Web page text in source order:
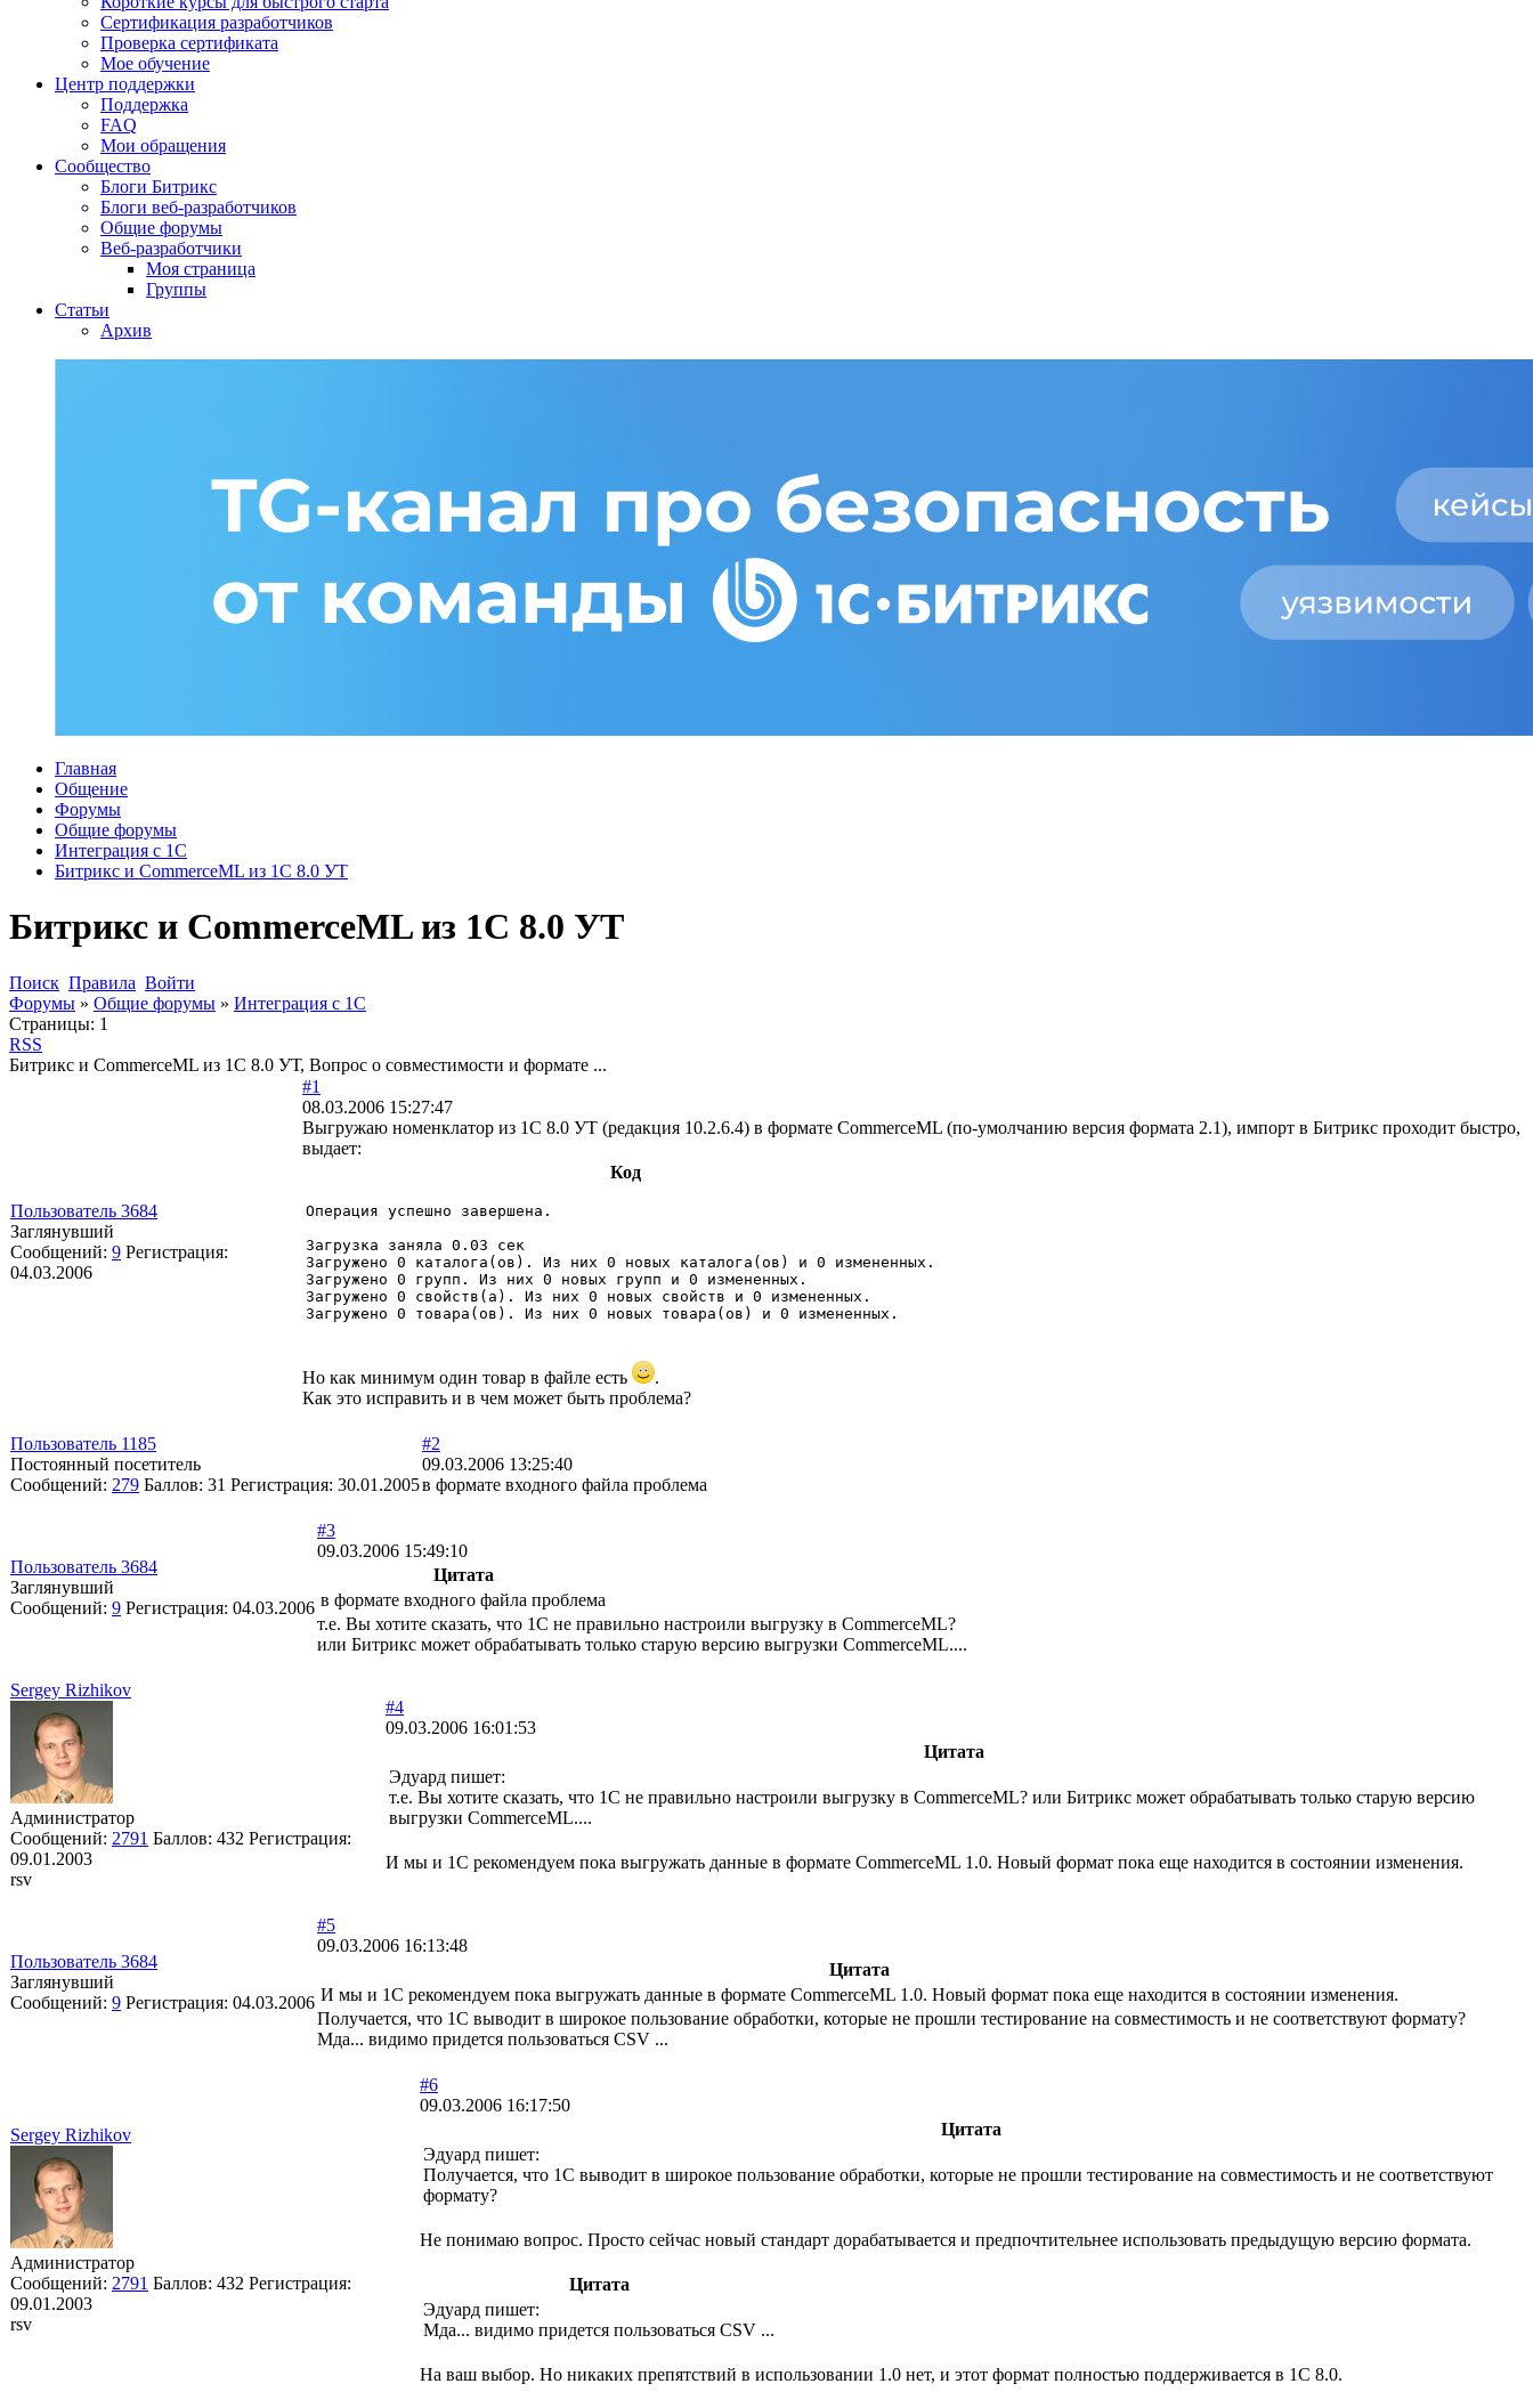
Сертификация разработчиков
Проверка сертификата
Мое обучение
Центр поддержки
Поддержка
FAQ
Мои обращения
Сообщество
Блоги Битрикс
Блоги веб-разработчиков
Общие форумы
Веб-разработчики
Моя страница
Группы
Статьи
Архив
Главная
Общение
Форумы
Общие форумы
Интеграция с 1С
Битрикс и CommerceML из 1С 8.0 УТ
Битрикс и CommerceML из 1С 8.0 УТ
Поиск Правила Войти
Форумы » Общие форумы » Интеграция с 1С
Страницы: 1
RSS
Битрикс и CommerceML из 1С 8.0 УТ, Вопрос о совместимости и формате ...
Пользователь 3684
Заглянувший
Сообщений: 9 Регистрация:
04.03.2006
#1
08.03.2006 15:27:47
Выгружаю номенклатор из 1С 8.0 УТ (редакция 10.2.6.4) в формате CommerceML (по-умолчанию версия формата 2.1), импорт в Битрикс проходит быстро,
выдает:
Код
Операция успешно завершена.
Загрузка заняла 0.03 сек
Загружено 0 каталога(ов). Из них 0 новых каталога(ов) и 0 измененных.
Загружено 0 групп. Из них 0 новых групп и 0 измененных.
Загружено 0 свойств(а). Из них 0 новых свойств и 0 измененных.
Загружено 0 товара(ов). Из них 0 новых товара(ов) и 0 измененных.
Но как минимум один товар в файле есть
.
Как это исправить и в чем может быть проблема?
Пользователь 1185
Постоянный посетитель
Сообщений: 279 Баллов: 31 Регистрация: 30.01.2005
#2
09.03.2006 13:25:40
в формате входного файла проблема
Пользователь 3684
Заглянувший
Сообщений: 9 Регистрация: 04.03.2006
#3
09.03.2006 15:49:10
Цитата
в формате входного файла проблема
т.е. Вы хотите сказать, что 1С не правильно настроили выгрузку в CommerceML?
или Битрикс может обрабатывать только старую версию выгрузки CommerceML....
Sergey Rizhikov
Администратор
Сообщений: 2791 Баллов: 432 Регистрация:
09.01.2003
rsv
#4
09.03.2006 16:01:53
Цитата
Эдуард пишет:
т.е. Вы хотите сказать, что 1С не правильно настроили выгрузку в CommerceML? или Битрикс может обрабатывать только старую версию
выгрузки CommerceML....
И мы и 1С рекомендуем пока выгружать данные в формате CommerceML 1.0. Новый формат пока еще находится в состоянии изменения.
Пользователь 3684
Заглянувший
Сообщений: 9 Регистрация: 04.03.2006
#5
09.03.2006 16:13:48
Цитата
И мы и 1С рекомендуем пока выгружать данные в формате CommerceML 1.0. Новый формат пока еще находится в состоянии изменения.
Получается, что 1С выводит в широкое пользование обработки, которые не прошли тестирование на совместимость и не соответствуют формату?
Мда... видимо придется пользоваться CSV ...
Sergey Rizhikov
Администратор
Сообщений: 2791 Баллов: 432 Регистрация:
09.01.2003
rsv
#6
09.03.2006 16:17:50
Цитата
Эдуард пишет:
Получается, что 1С выводит в широкое пользование обработки, которые не прошли тестирование на совместимость и не соответствуют
формату?
Не понимаю вопрос. Просто сейчас новый стандарт дорабатывается и предпочтительнее использовать предыдущую версию формата.
Цитата
Эдуард пишет:
Мда... видимо придется пользоваться CSV ...
На ваш выбор. Но никаких препятствий в использовании 1.0 нет, и этот формат полностью поддерживается в 1С 8.0.